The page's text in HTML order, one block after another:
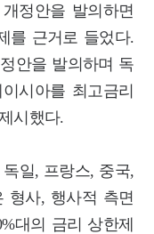
정안을 발의하면
를 근거로 들었다.
안을 발의하며 독
시아를 최고금리
시했다.
일, 프랑스, 중국,
형사, 행사적 측면
대의 금리 상한제